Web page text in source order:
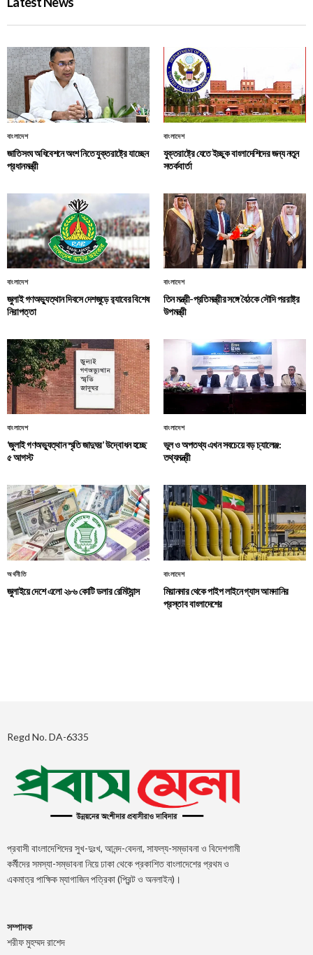
বাংলাদেশ
জাতিসংঘ অধিবেশনে অংশ নিতে যুক্তরাষ্ট্রে যাচ্ছেন
প্রধানমন্ত্রী
বাংলাদেশ
যুক্তরাষ্ট্রে যেতে ইচ্ছুক বাংলাদেশিদের জন্য নতুন
সতর্কবার্তা
বাংলাদেশ
জুলাই গণঅভ্যুত্থান দিবসে দেশজুড়ে র‌্যাবের বিশেষ
নিরাপত্তা
বাংলাদেশ
তিন মন্ত্রী-প্রতিমন্ত্রীর সঙ্গে বৈঠকে সৌদি পররাষ্ট্র
উপমন্ত্রী
বাংলাদেশ
‘জুলাই গণঅভ্যুত্থান স্মৃতি জাদুঘর’ উদ্বোধন হচ্ছে
৫ আগস্ট
বাংলাদেশ
ভুল ও অপতথ্য এখন সবচেয়ে বড় চ্যালেঞ্জ:
তথ্যমন্ত্রী
অর্থনীতি
জুলাইয়ে দেশে এলো ২৮৬ কোটি ডলার রেমিট্যান্স
বাংলাদেশ
মিয়ানমার থেকে পাইপ লাইনে গ্যাস আমদানির
প্রস্তাব বাংলাদেশের
Regd No. DA-6335
প্রবাসী বাংলাদেশিদের সুখ-দুঃখ, আনন্দ-বেদনা, সাফল্য-সম্ভাবনা ও বিদেশগামী
কর্মীদের সমস্যা-সম্ভাবনা নিয়ে ঢাকা থেকে প্রকাশিত বাংলাদেশের প্রথম ও
একমাত্র পাক্ষিক ম্যাগাজিন পত্রিকা (প্রিন্ট ও অনলাইন)।
সম্পাদক
শরীফ মুহম্মদ রাশেদ